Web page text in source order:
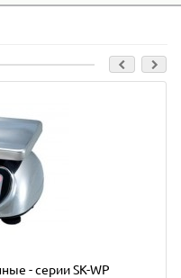
- серии SK-WP